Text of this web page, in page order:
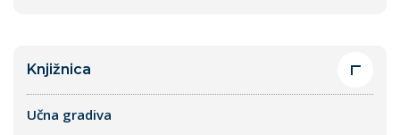
Knjižnica
Učna gradiva